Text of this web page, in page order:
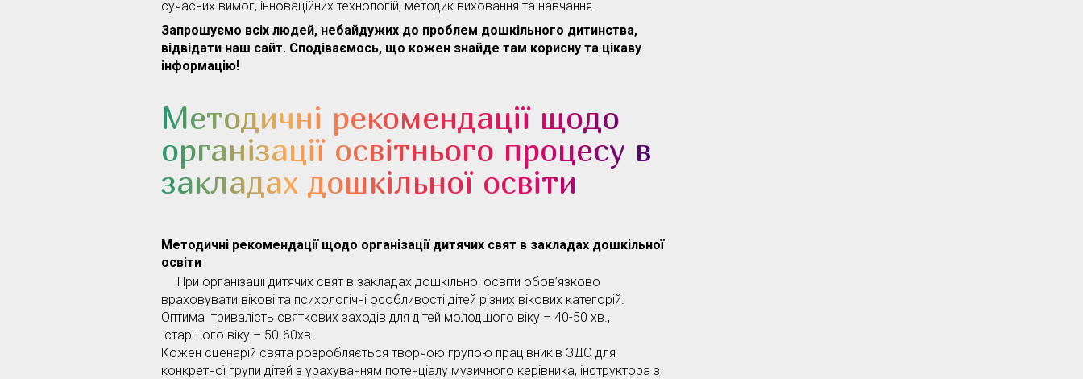
сучасних вимог, інноваційних технологій, методик виховання та навчання.
Запрошуємо всіх людей, небайдужих до проблем дошкільного дитинства,
відвідати наш сайт. Сподіваємось, що кожен знайде там корисну та цікаву
інформацію!
Методичні рекомендації щодо
організації освітнього процесу в
закладах дошкільної освіти
Методичні рекомендації щодо організації дитячих свят в закладах дошкільної
освіти
При організації дитячих свят в закладах дошкільної освіти обов’язково
враховувати вікові та психологічні особливості дітей різних вікових категорій.
Оптима тривалість святкових заходів для дітей молодшого віку – 40-50 хв.,
старшого віку – 50-60хв.
Кожен сценарій свята розробляється творчою групою працівників ЗДО для
конкретної групи дітей з урахуванням потенціалу музичного керівника, інструктора з